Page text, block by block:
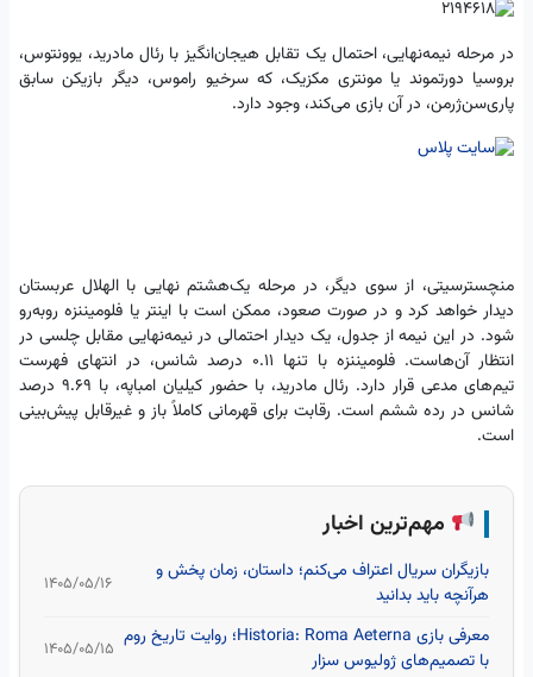
در مرحله نیمه‌نهایی، احتمال یک تقابل هیجان‌انگیز با رئال مادرید، یوونتوس،
بروسیا دورتموند یا مونتری مکزیک، که سرخیو راموس، دیگر بازیکن سابق
پاری‌سن‌ژرمن، در آن بازی می‌کند، وجود دارد.
منچسترسیتی، از سوی دیگر، در مرحله یک‌هشتم نهایی با الهلال عربستان
دیدار خواهد کرد و در صورت صعود، ممکن است با اینتر یا فلومیننزه روبه‌رو
شود. در این نیمه از جدول، یک دیدار احتمالی در نیمه‌نهایی مقابل چلسی در
انتظار آن‌هاست. فلومیننزه با تنها ۰.۱۱ درصد شانس، در انتهای فهرست
تیم‌های مدعی قرار دارد. رئال مادرید، با حضور کیلیان امباپه، با ۹.۶۹ درصد
شانس در رده ششم است. رقابت برای قهرمانی کاملاً باز و غیرقابل پیش‌بینی
است.
مهم‌ترین اخبار
بازیگران سریال اعتراف می‌کنم؛ داستان، زمان پخش و
هرآنچه باید بدانید
۱۴۰۵/۰۵/۱۶
معرفی بازی Historia: Roma Aeterna؛ روایت تاریخ روم
با تصمیم‌های ژولیوس سزار
۱۴۰۵/۰۵/۱۵